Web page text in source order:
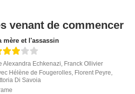
venant de commencer
mère et l'assassin
Alexandra Echkenazi Franck Ollivier
Hélène de Fougerolles Florent Peyre
Di Savoia